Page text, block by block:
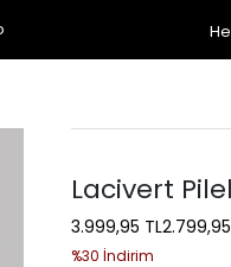
Lacivert
3.999,95 TL
%30 İndirim